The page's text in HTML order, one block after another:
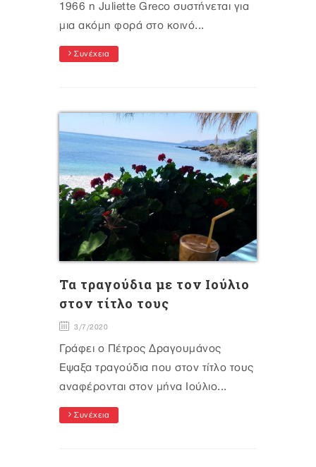
1966 η Juliette Greco συστήνεται για
μια ακόμη φορά στο κοινό...
Συνέχεια
Τα τραγούδια με τον Ιούλιο
στον τίτλο τους
3/7/2020
Γράφει ο Πέτρος Δραγουμάνος
Εψαξα τραγούδια που στον τίτλο τους
αναφέρονται στον μήνα Ιούλιο...
Συνέχεια